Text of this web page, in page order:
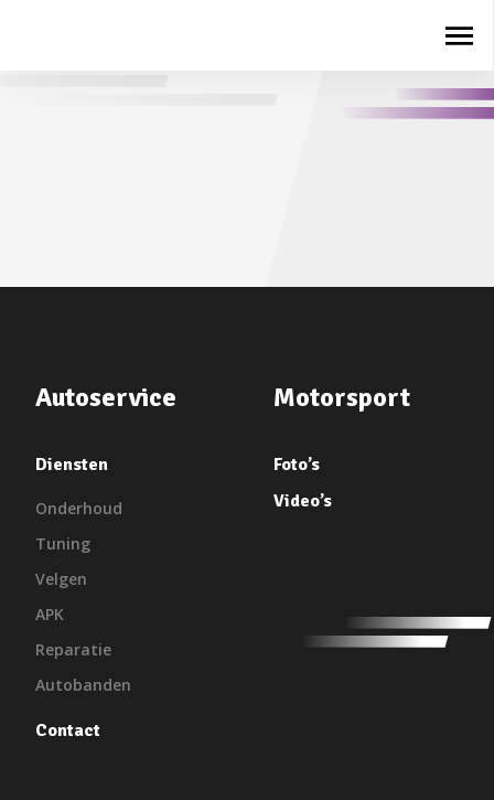
Autoservice
Diensten
Onderhoud
Tuning
Velgen
APK
Reparatie
Autobanden
Contact
Motorsport
Foto’s
Video’s